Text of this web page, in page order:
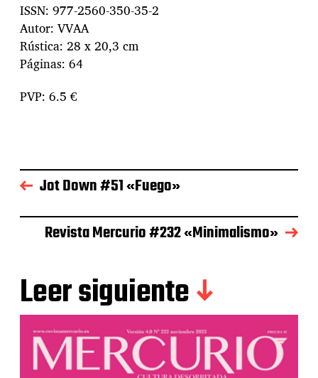
ISSN: 977-2560-350-35-2
Autor: VVAA
Rústica: 28 x 20,3 cm
Páginas: 64
PVP: 6.5 €
Jot Down #51 «Fuego»
Revista Mercurio #232 «Minimalismo»
Leer siguiente